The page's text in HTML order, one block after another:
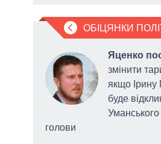
ОБІЦЯНКИ
Яценко
змінити
якщо Ірину
буде
Уманського
голови